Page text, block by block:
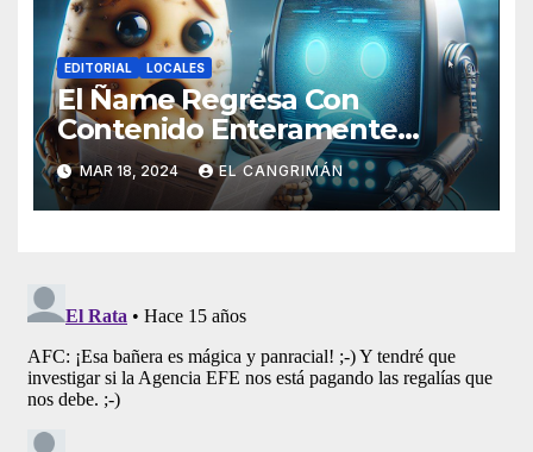
EDITORIAL LOCALES
El Ñame Regresa Con
Contenido Enteramente
Generado Por Inteligencia
Artificial
MAR 18, 2024 EL CANGRIMÁN